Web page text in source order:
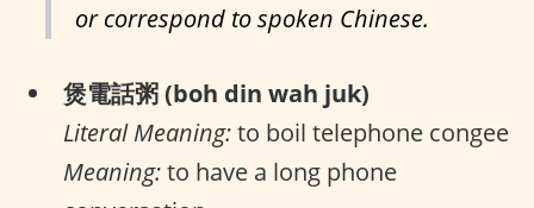
or correspond to spoken Chinese.
煲電話粥 (boh din wah juk)
Literal Meaning:to boil telephone congee
Meaning:to have a long phone